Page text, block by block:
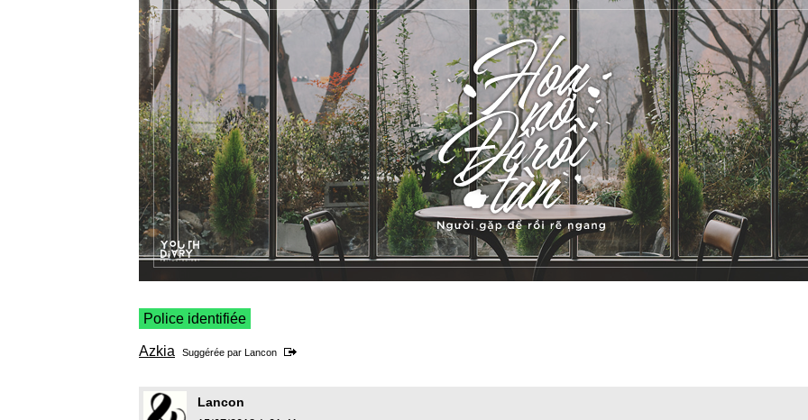
Police identifiée
Azkia Suggérée par Lancon
Lancon